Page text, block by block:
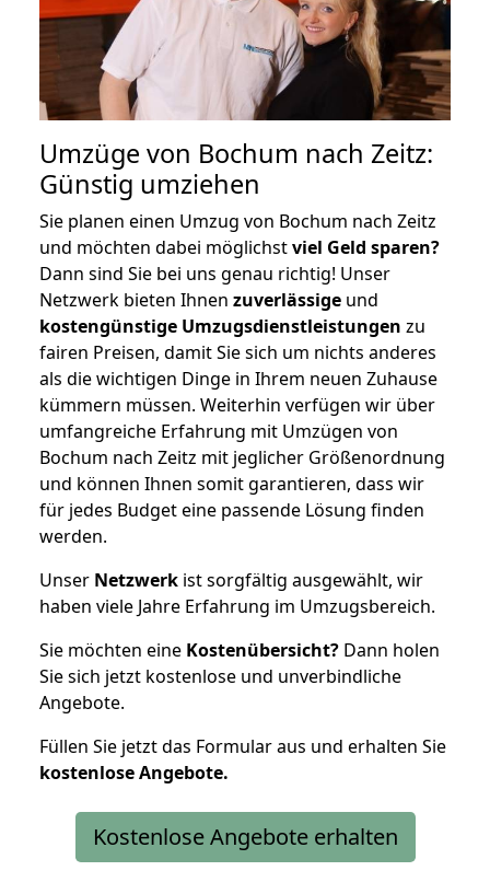
Umzüge von Bochum nach Zeitz:
Günstig umziehen
Sie planen einen Umzug von Bochum nach Zeitz
und möchten dabei möglichstviel Geld sparen?
Dann sind Sie bei uns genau richtig! Unser
Netzwerk bieten Ihnen zuverlässige und
kostengünstige Umzugsdienstleistungen zu
fairen Preisen, damit Sie sich um nichts anderes
als die wichtigen Dinge in Ihrem neuen Zuhause
kümmern müssen. Weiterhin verfügen wir über
umfangreiche Erfahrung mit Umzügen von
Bochum nach Zeitz mit jeglicher Größenordnung
und können Ihnen somit garantieren, dass wir
für jedes Budget eine passende Lösung finden
werden.
Unser Netzwerk ist sorgfältig ausgewählt, wir
haben viele Jahre Erfahrung im Umzugsbereich.
Sie möchten eine Kostenübersicht? Dann holen
Sie sich jetzt kostenlose und unverbindliche
Angebote.
Füllen Sie jetzt das Formular aus und erhalten Sie
kostenloseAngebote.
Kostenlose Angebote erhalten